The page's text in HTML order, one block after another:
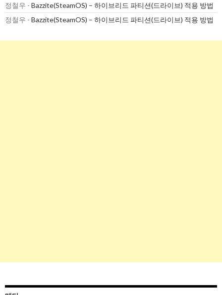
정철우 - Bazzite(SteamOS) – 하이브리드 파티션(드라이브) 적용 방법
정철우 - Bazzite(SteamOS) – 하이브리드 파티션(드라이브) 적용 방법